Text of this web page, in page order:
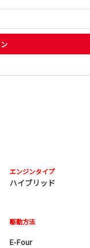
エンジンタイプ
ハイブリッド
駆動方法
E-Four